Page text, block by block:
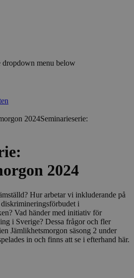
dropdown menu below
2024Seminarieserie:
2024
Hur arbetar vi inkluderande på
diskrimineringsförbudet i
Vad händer med initiativ för
i Sverige? Dessa frågor och fler
Jämlikhetsmorgon säsong 2 under
in och finns att se i efterhand här.